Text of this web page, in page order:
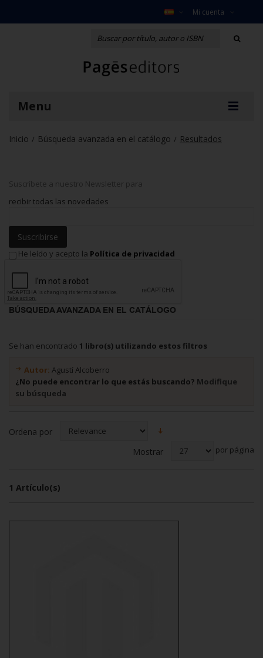
Mi cuenta
Menu
Inicio / Búsqueda avanzada en el catálogo / Resultados
Suscríbete a nuestro Newsletter para
recibir todas las novedades
Suscribirse
He leído y acepto la Política de privacidad
BÚSQUEDA AVANZADA EN EL CATÁLOGO
Se han encontrado 1 libro(s) utilizando estos filtros
Autor: Agustí Alcoberro
¿No puede encontrar lo que estás buscando? Modifique
su búsqueda
Ordena por
Mostrar
por página
1 Artículo(s)